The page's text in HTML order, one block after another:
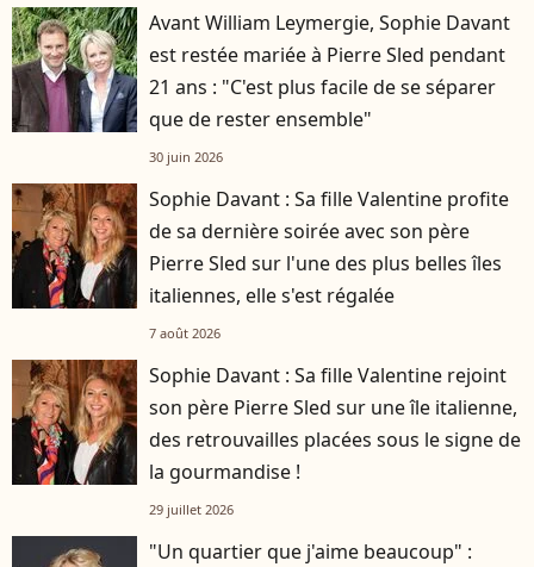
Avant William Leymergie, Sophie Davant
est restée mariée à Pierre Sled pendant
21 ans : "C'est plus facile de se séparer
que de rester ensemble"
30 juin 2026
Sophie Davant : Sa fille Valentine profite
de sa dernière soirée avec son père
Pierre Sled sur l'une des plus belles îles
italiennes, elle s'est régalée
7 août 2026
Sophie Davant : Sa fille Valentine rejoint
son père Pierre Sled sur une île italienne,
des retrouvailles placées sous le signe de
la gourmandise !
29 juillet 2026
"Un quartier que j'aime beaucoup" :